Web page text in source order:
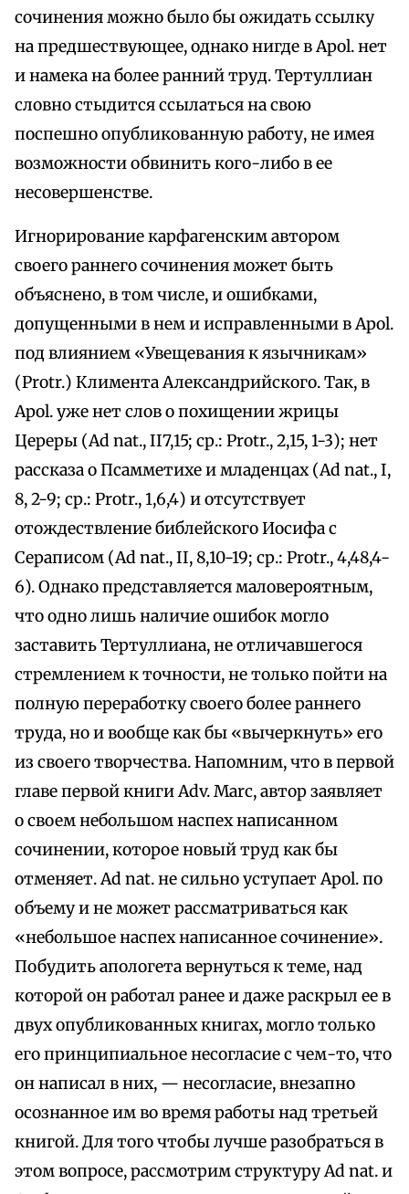
сочинения можно было бы ожидать ссылку
на предшествующее, однако нигде в Apol. нет
и намека на более ранний труд. Тертуллиан
словно стыдится ссылаться на свою
поспешно опубликованную работу, не имея
возможности обвинить кого-либо в ее
несовершенстве.
Игнорирование карфагенским автором
своего раннего сочинения может быть
объяснено, в том числе, и ошибками,
допущенными в нем и исправленными в Apol.
под влиянием «Увещевания к язычникам»
(Protr.) Климента Александрийского. Так, в
Apol. уже нет слов о похищении жрицы
Цереры (Ad nat., II7,15; ср.: Protr., 2,15, 1-3); нет
рассказа о Псамметихе и младенцах (Ad nat., I,
8, 2-9; ср.: Protr., 1,6,4) и отсутствует
отождествление библейского Иосифа с
Сераписом (Ad nat., II, 8,10-19; ср.: Protr., 4,48,4-
6). Однако представляется маловероятным,
что одно лишь наличие ошибок могло
заставить Тертуллиана, не отличавшегося
стремлением к точности, не только пойти на
полную переработку своего более раннего
труда, но и вообще как бы «вычеркнуть» его
из своего творчества. Напомним, что в первой
главе первой книги Adv. Marc, автор заявляет
о своем небольшом наспех написанном
сочинении, которое новый труд как бы
отменяет. Ad nat. не сильно уступает Apol. по
объему и не может рассматриваться как
«небольшое наспех написанное сочинение».
Побудить апологета вернуться к теме, над
которой он работал ранее и даже раскрыл ее в
двух опубликованных книгах, могло только
его принципиальное несогласие с чем-то, что
он написал в них, — несогласие, внезапно
осознанное им во время работы над третьей
книгой. Для того чтобы лучше разобраться в
этом вопросе, рассмотрим структуру Ad nat. и